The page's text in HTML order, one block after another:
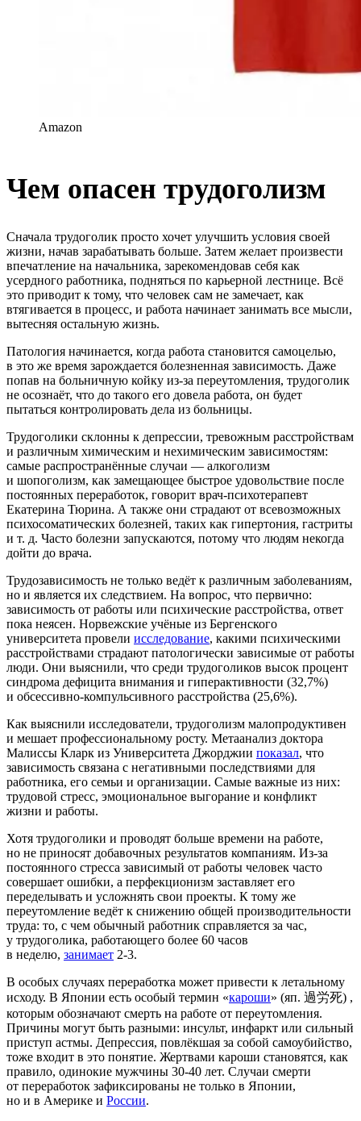
Amazon
Чем опасен трудоголизм
Сначала трудоголик просто хочет улучшить условия своей
жизни, начав зарабатывать больше. Затем желает произвести
впечатление на начальника, зарекомендовав себя как
усердного работника, подняться по карьерной лестнице. Всё
это приводит к тому, что человек сам не замечает, как
втягивается в процесс, и работа начинает занимать все мысли,
вытесняя остальную жизнь.
Патология начинается, когда работа становится самоцелью,
в это же время зарождается болезненная зависимость. Даже
попав на больничную койку из-за переутомления, трудоголик
не осознаёт, что до такого его довела работа, он будет
пытаться контролировать дела из больницы.
Трудоголики склонны к депрессии, тревожным расстройствам
и различным химическим и нехимическим зависимостям:
самые распространённые случаи — алкоголизм
и шопоголизм, как замещающее быстрое удовольствие после
постоянных переработок, говорит врач-психотерапевт
Екатерина Тюрина. А также они страдают от всевозможных
психосоматических болезней, таких как гипертония, гастриты
и т. д. Часто болезни запускаются, потому что людям некогда
дойти до врача.
Трудозависимость не только ведёт к различным заболеваниям,
но и является их следствием. На вопрос, что первично:
зависимость от работы или психические расстройства, ответ
пока неясен. Норвежские учёные из Бергенского
университета провели исследование, какими психическими
расстройствами страдают патологически зависимые от работы
люди. Они выяснили, что среди трудоголиков высок процент
синдрома дефицита внимания и гиперактивности (32,7%)
и обсессивно-компульсивного расстройства (25,6%).
Как выяснили исследователи, трудоголизм малопродуктивен
и мешает профессиональному росту. Метаанализ доктора
Малиссы Кларк из Университета Джорджии показал, что
зависимость связана с негативными последствиями для
работника, его семьи и организации. Самые важные из них:
трудовой стресс, эмоциональное выгорание и конфликт
жизни и работы.
Хотя трудоголики и проводят больше времени на работе,
но не приносят добавочных результатов компаниям. Из-за
постоянного стресса зависимый от работы человек часто
совершает ошибки, а перфекционизм заставляет его
переделывать и усложнять свои проекты. К тому же
переутомление ведёт к снижению общей производительности
труда: то, с чем обычный работник справляется за час,
у трудоголика, работающего более 60 часов
в неделю, занимает 2-3.
В особых случаях переработка может привести к летальному
исходу. В Японии есть особый термин «кароши» (яп. 過労死) ,
которым обозначают смерть на работе от переутомления.
Причины могут быть разными: инсульт, инфаркт или сильный
приступ астмы. Депрессия, повлёкшая за собой самоубийство,
тоже входит в это понятие. Жертвами кароши становятся, как
правило, одинокие мужчины 30-40 лет. Случаи смерти
от переработок зафиксированы не только в Японии,
но и в Америке и России.